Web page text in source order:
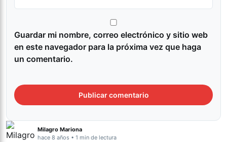
Guardar mi nombre, correo electrónico y sitio web
en este navegador para la próxima vez que haga
un comentario.
Milagro Mariona
hace 8 años • 1 min de lectura